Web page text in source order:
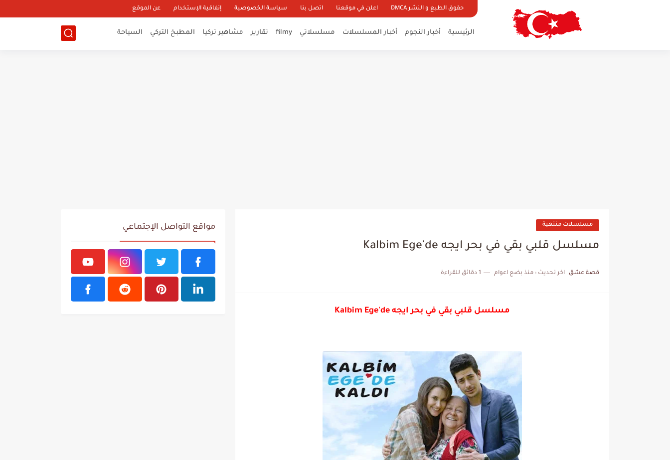
حقوق الطبع و النشر DMCA اعلن في موقعنا اتصل بنا سياسة الخصوصية إتفاقية الإستخدام عن الموقع
الرئيسية أخبار النجوم أخبار المسلسلات مسلسلاتي filmy تقارير مشاهير تركيا المطبخ التركي السياحة
مسلسلات منتهية
مسلسل قلبي بقي في بحر ايجه Kalbim Ege'de
قصة عشق اخر تحديث : منذ بضع اعوام 1 دقائق للقراءة
مسلسل قلبي بقي في بحر ايجه Kalbim Ege'de
مواقع التواصل الإجتماعي